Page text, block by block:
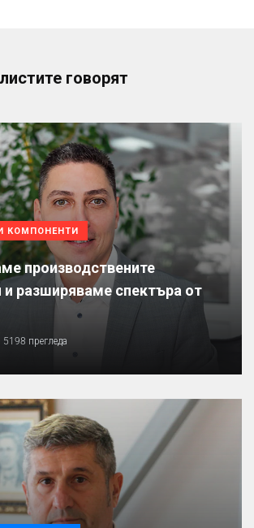
говорят
КОМПОНЕНТИ
производствените
разширяваме спектъра от
5198 прегледа